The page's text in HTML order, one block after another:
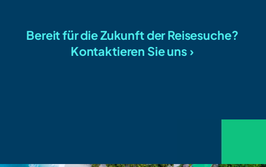
Bereit für die Zukunft der Reisesuche?
Kontaktieren Sie uns ›